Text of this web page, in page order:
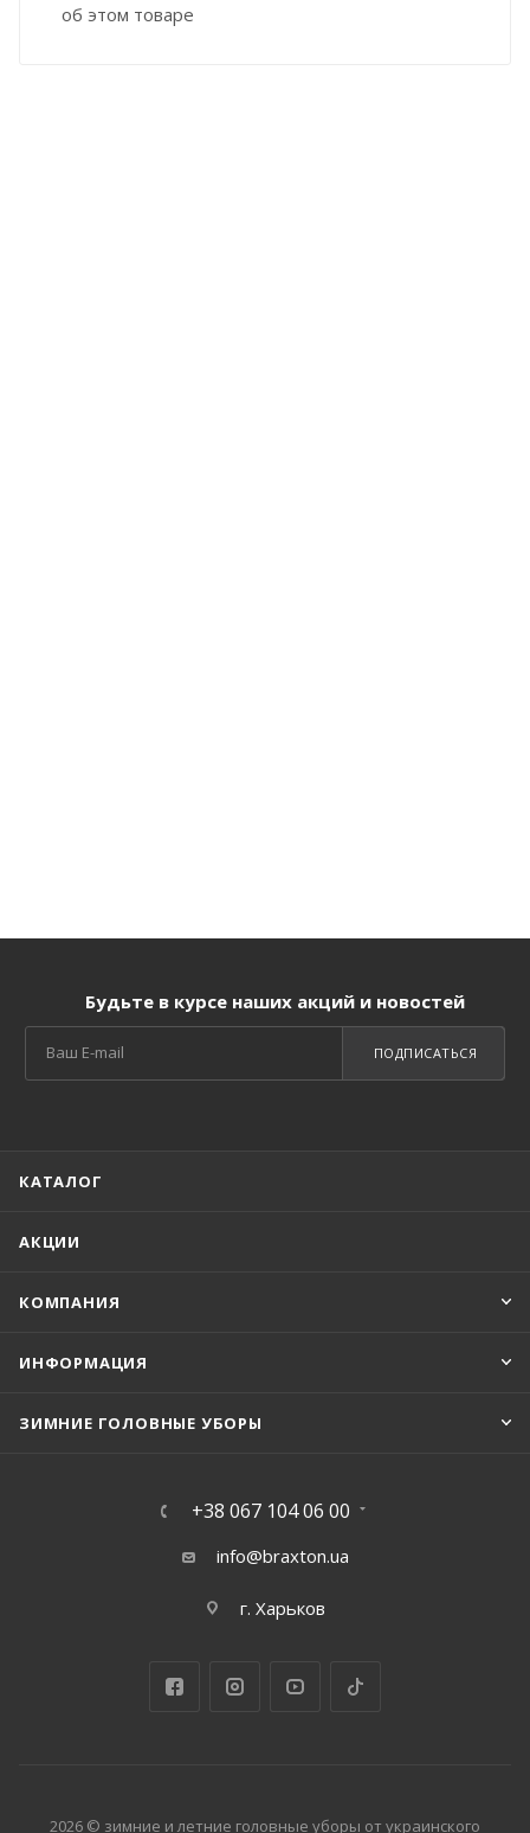
об этом товаре
Будьте в курсе наших акций и новостей
ПОДПИСАТЬСЯ
КАТАЛОГ
АКЦИИ
КОМПАНИЯ
ИНФОРМАЦИЯ
ЗИМНИЕ ГОЛОВНЫЕ УБОРЫ
+38 067 104 06 00
info@braxton.ua
г. Харьков
2026 © зимние и летние головные уборы от украинского